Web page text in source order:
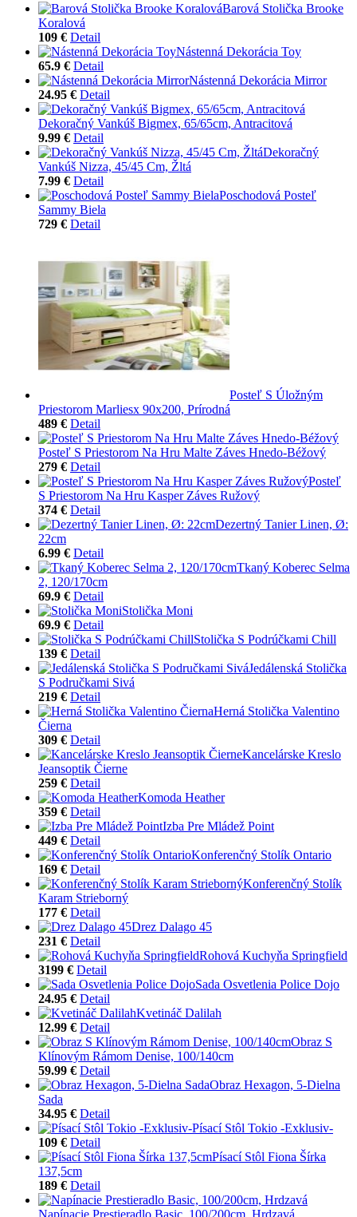
Barová Stolička Brooke
Koralová
109 € Detail
Nástenná Dekorácia Toy
65.9 € Detail
Nástenná Dekorácia Mirror
24.95 € Detail
Dekoračný Vankúš Bigmex, 65/65cm, Antracitová
9.99 € Detail
Dekoračný
Vankúš Nizza, 45/45 Cm, Žltá
7.99 € Detail
Poschodová Posteľ
Sammy Biela
729 € Detail
Posteľ S Úložným
Priestorom Marliesx 90x200, Prírodná
489 € Detail
Posteľ S Priestorom Na Hru Malte Záves Hnedo-Béžový
279 € Detail
Posteľ
S Priestorom Na Hru Kasper Záves Ružový
374 € Detail
Dezertný Tanier Linen, Ø:
22cm
6.99 € Detail
Tkaný Koberec Selma
2, 120/170cm
69.9 € Detail
Stolička Moni
69.9 € Detail
Stolička S Podrúčkami Chill
139 € Detail
Jedálenská Stolička
S Područkami Sivá
219 € Detail
Herná Stolička Valentino
Čierna
309 € Detail
Kancelárske Kreslo
Jeansoptik Čierne
259 € Detail
Komoda Heather
359 € Detail
Izba Pre Mládež Point
449 € Detail
Konferenčný Stolík Ontario
169 € Detail
Konferenčný Stolík
Karam Strieborný
177 € Detail
Drez Dalago 45
231 € Detail
Rohová Kuchyňa Springfield
3199 € Detail
Sada Osvetlenia Police Dojo
24.95 € Detail
Kvetináč Dalilah
12.99 € Detail
Obraz S
Klínovým Rámom Denise, 100/140cm
59.99 € Detail
Obraz Hexagon, 5-Dielna
Sada
34.95 € Detail
Písací Stôl Tokio -Exklusiv-
109 € Detail
Písací Stôl Fiona Šírka
137,5cm
189 € Detail
Napínacie Prestieradlo Basic, 100/200cm, Hrdzavá